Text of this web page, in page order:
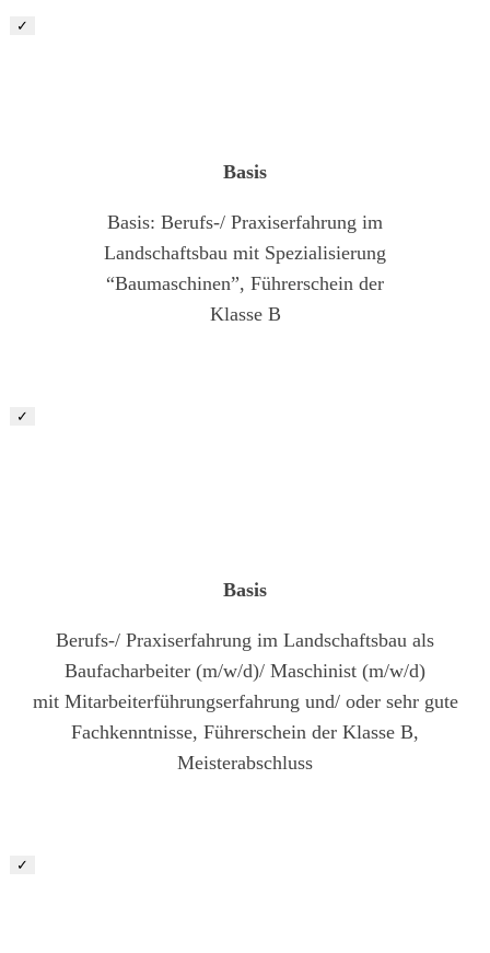
✓
Basis
Basis: Berufs-/ Praxiserfahrung im
Landschaftsbau mit Spezialisierung
“Baumaschinen”, Führerschein der
Klasse B
✓
Basis
Berufs-/ Praxiserfahrung im Landschaftsbau als
Baufacharbeiter (m/w/d)/ Maschinist (m/w/d)
mit Mitarbeiterführungserfahrung und/ oder sehr gute
Fachkenntnisse, Führerschein der Klasse B,
Meisterabschluss
✓